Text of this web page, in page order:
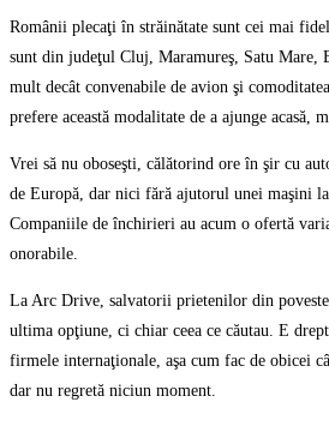
Românii plecaţi în străinătate sunt cei mai
sunt din judeţul Cluj, Maramureş, Satu Mare,
mult decât convenabile de avion şi
prefere această modalitate de a ajunge acasă,
Vrei să nu oboseşti, călătorind ore în şir cu
de Europă, dar nici fără ajutorul unei maşini la
Companiile de închirieri au acum o ofertă
onorabile.
La Arc Drive, salvatorii prietenilor din
ultima opţiune, ci chiar ceea ce căutau. E
firmele internaţionale, aşa cum fac de obicei
dar nu regretă niciun moment.